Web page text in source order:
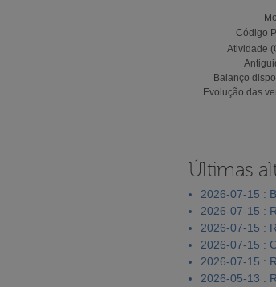
Código
Atividade
Balanço
Evolução das
Últimas
2026-07-15 :
2026-07-15 :
2026-07-15 :
2026-07-15 :
2026-07-15 :
2026-05-13 :